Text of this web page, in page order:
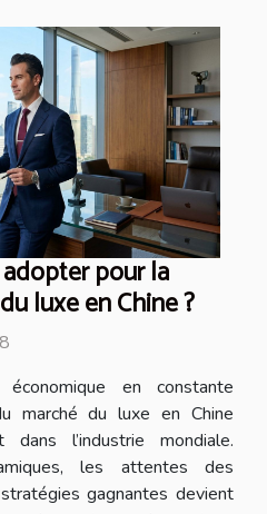
pour la
luxe en Chine ?
en constante
marché du luxe en Chine
l’industrie mondiale.
les attentes des
gagnantes devient